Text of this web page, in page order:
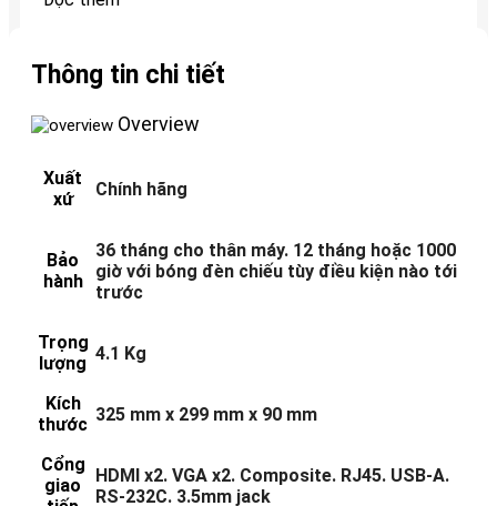
Thông tin chi tiết
Overview
Xuất
xứ
Chính hãng
Bảo
hành
36 tháng cho thân máy. 12 tháng hoặc 1000
giờ với bóng đèn chiếu tùy điều kiện nào tới
trước
Trọng
lượng 4.1 Kg
Kích
thước 325 mm x 299 mm x 90 mm
Cổng
giao
HDMI x2. VGA x2. Composite. RJ45. USB-A.
RS-232C. 3.5mm jack